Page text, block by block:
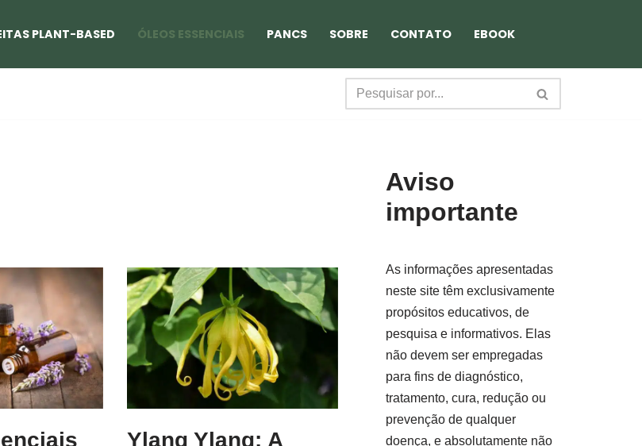
PLANT-BASED ÓLEOS ESSENCIAIS PANCS SOBRE CONTATO EBOOK
Ylang Ylang: A
Aviso
importante
As informações apresentadas
neste site têm exclusivamente
propósitos educativos, de
pesquisa e informativos. Elas
não devem ser empregadas
para fins de diagnóstico,
tratamento, cura, redução ou
prevenção de qualquer
doença, e absolutamente não